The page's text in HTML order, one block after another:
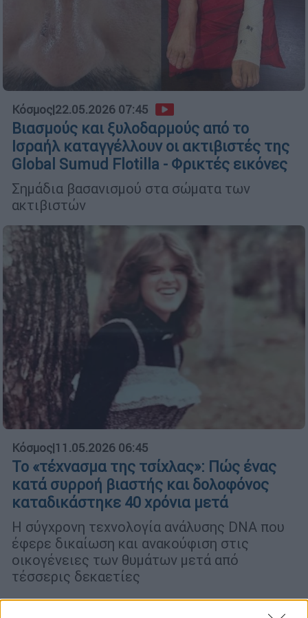
Κόσμος|22.05.2026 07:45
Βιασμούς και ξυλοδαρμούς από το
Ισραήλ καταγγέλλουν οι ακτιβιστές της
Global Sumud Flotilla - Φρικτές εικόνες
Σημάδια βασανισμού στα σώματα των
ακτιβιστών
Κόσμος|11.05.2026 06:45
Το «τέχνασμα της τσίχλας»: Πώς ένας
κατά συρροή βιαστής και δολοφόνος
καταδικάστηκε 40 χρόνια μετά
Η σύγχρονη τεχνολογία ανάλυσης DNA που
έφερε δικαίωση και ανακούφιση στις
οικογένειες των θυμάτων μετά από
τέσσερις δεκαετίες